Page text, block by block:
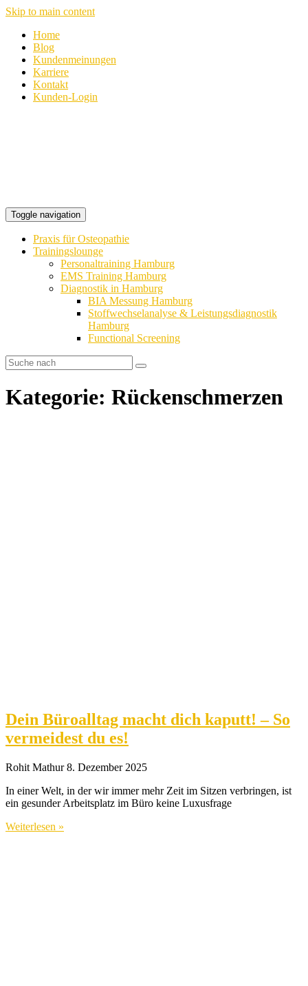
Skip to main content
Home
Blog
Kundenmeinungen
Karriere
Kontakt
Kunden-Login
Toggle navigation
Praxis für Osteopathie
Trainingslounge
Personaltraining Hamburg
EMS Training Hamburg
Diagnostik in Hamburg
BIA Messung Hamburg
Stoffwechselanalyse & Leistungsdiagnostik
Hamburg
Functional Screening
Kategorie: Rückenschmerzen
Dein Büroalltag macht dich kaputt! – So
vermeidest du es!
Rohit Mathur8. Dezember 2025
In einer Welt, in der wir immer mehr Zeit im Sitzen verbringen, ist
ein gesunder Arbeitsplatz im Büro keine Luxusfrage
Weiterlesen »